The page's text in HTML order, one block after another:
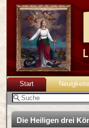
Start
Die Heiligen drei